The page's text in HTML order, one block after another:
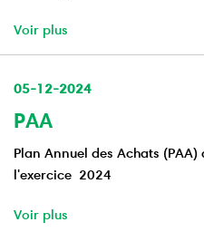
Voir plus
05-12-2024
PAA
Plan Annuel des Achats
l'exercice 2024
Voir plus